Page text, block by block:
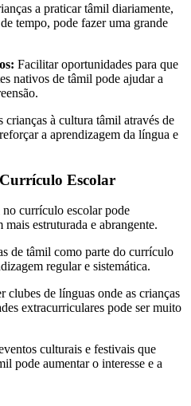
a praticar tâmil diariamente,
tempo, pode fazer uma grande
Facilitar oportunidades para que
nativos de tâmil pode ajudar a
crianças à cultura tâmil através de
a aprendizagem da língua e
Escolar
currículo escolar pode
estruturada e abrangente.
de tâmil como parte do currículo
regular e sistemática.
clubes de línguas onde as crianças
extracurriculares pode ser muito
culturais e festivais que
pode aumentar o interesse e a